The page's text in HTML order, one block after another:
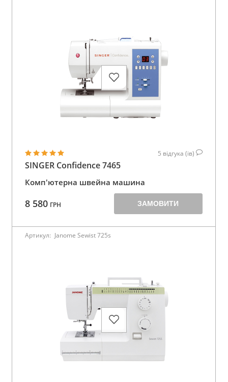
5 відгука (ів)
SINGER Confidence 7465
Комп'ютерна швейна машина
8 580 ГРН ЗАМОВИТИ
Артикул: Janome Sewist 725s